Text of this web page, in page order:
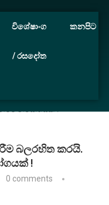
විශේෂාංග
/ රසදෝත
කනපිට
නියෝගයක් !
බලරහිත කරයි.
!
0 comments